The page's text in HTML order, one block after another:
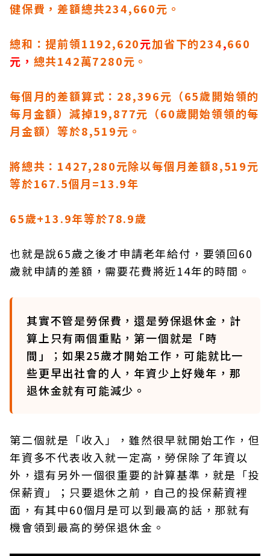
健保費，差額總共234,660元。
總和：提前領1192,620元加省下的234,660
元， 總共142萬7280元。
每個月的差額算式：28,396元（65歲開始領的
每月金額）減掉19,877元（60歲開始領領的每
月金額）等於8,519元。
將總共：1427,280元除以每個月差額8,519元
等於167.5個月=13.9年
65歲+13.9年等於78.9歲
也就是說65歲之後才申請老年給付，要領回60
歲就申請的差額，需要花費將近14年的時間。
其實不管是勞保費，還是勞保退休金，計
算上只有兩個重點，第一個就是「時
間」；如果25歲才開始工作，可能就比一
些更早出社會的人，年資少上好幾年，那
退休金就有可能減少。
第二個就是「收入」，雖然很早就開始工作，但
年資多不代表收入就一定高，勞保除了年資以
外，還有另外一個很重要的計算基準，就是「投
保薪資」；只要退休之前，自己的投保薪資裡
面，有其中60個月是可以到最高的話，那就有
機會領到最高的勞保退休金。